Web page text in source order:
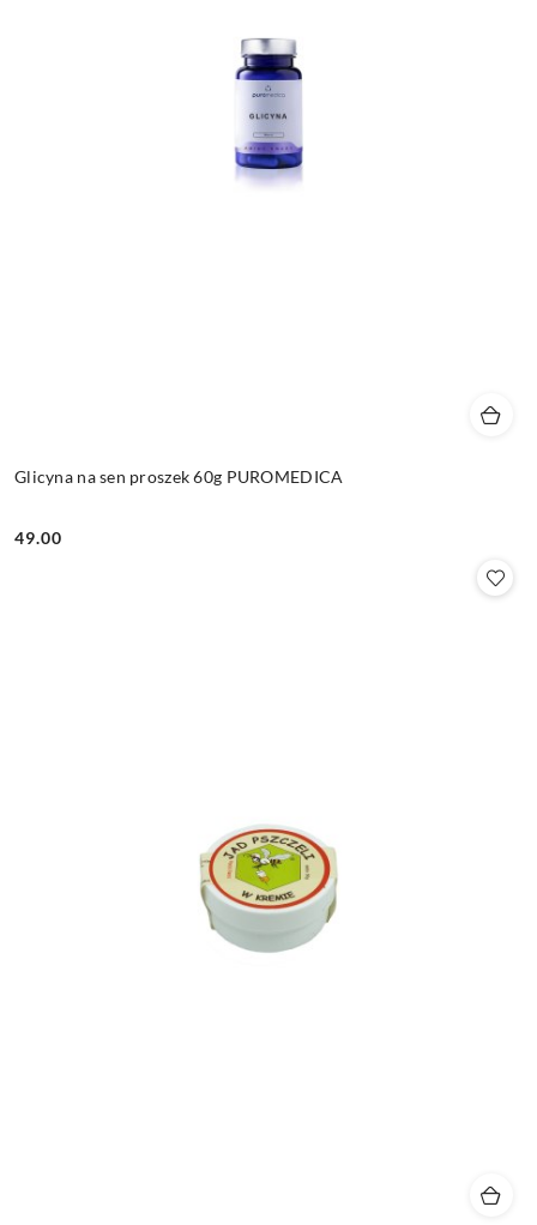
Glicyna na sen proszek 60g PUROMEDICA
Cena:
49.00